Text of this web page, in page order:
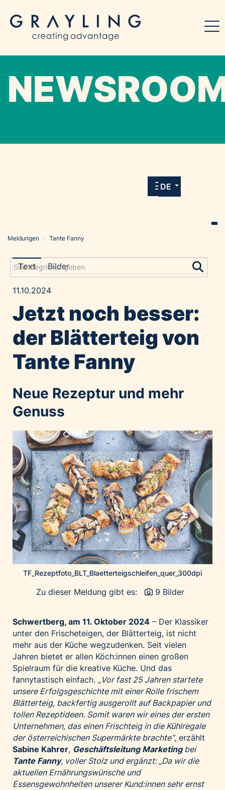
allen Meldungen und Downloads unserer
DE
Grayling Agentur
Amadeus Austrian Music Awards
Constantia Flexibles
Costa Kreuzfahrten
Emirates
Expo 2025 Osaka
GE HealthCare
Home of Work
Huawei Consumer Business Group
IT:U
JP Immobilien
JYSK
Kroatische Zentrale für Tourismus
List Holding Gruppe
Marble House
Mediaplus
Microsoft
Muse Electronics
Neuroth
öbv – Österreichischer Bundesverlag
Ökopharm
Palfinger AG
Polestar
REXEL Austria
Starbucks
Superbrands Austria
Tante Fanny
Vollpension
Meldungen / Tante Fanny
Text Bilder
11.10.2024
Jetzt noch besser:
der Blätterteig von
Tante Fanny
Neue Rezeptur und mehr
Genuss
TF_Rezeptfoto_BLT_Blaetterteigschleifen_quer_300dpi
Zu dieser Meldung gibt es: 9 Bilder
Schwertberg, am 11. Oktober 2024 – Der Klassiker
unter den Frischeteigen, der Blätterteig, ist nicht
mehr aus der Küche wegzudenken. Seit vielen
Jahren bietet er allen Köch:innen einen großen
Spielraum für die kreative Küche. Und das
fannytastisch einfach. „Vor fast 25 Jahren startete
unsere Erfolgsgeschichte mit einer Rolle frischem
Blätterteig, backfertig ausgerollt auf Backpapier und
tollen Rezeptideen. Somit waren wir eines der ersten
Unternehmen, das einen Frischteig in die Kühlregale
der österreichischen Supermärkte brachte“, erzählt
Sabine Kahrer, Geschäftsleitung Marketingbei
Tante Fanny, voller Stolz und ergänzt: „Da wir die
aktuellen Ernährungswünsche und
Essensgewohnheiten unserer Kund:innen sehr ernst